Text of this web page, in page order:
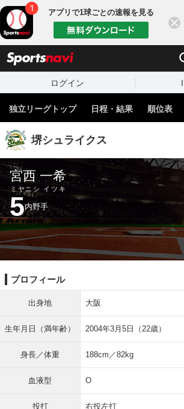
アプリで1球ごとの速報を見る
ログイン
独立リーグトップ 日程・結果 順位表
堺シュライクス
宮西 一希
ミヤニシ イツキ
5内野手
プロフィール
出身地 大阪
生年月日（満年齢） 2004年3月5日（22歳）
身長／体重 188cm／82kg
血液型 O
投打 右投左打